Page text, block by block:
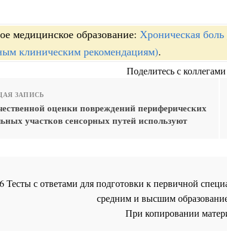
медицинское образование: Хроническая
клиническим рекомендациям).
Поделитесь с
ЗАПИСЬ
оценки повреждений периферических
участков сенсорных путей используют
Тесты с ответами для подготовки к первичной
средним и высшим
При копировании